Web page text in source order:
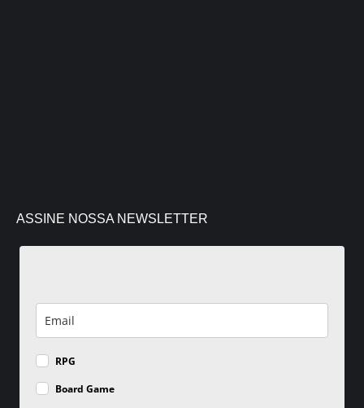
ASSINE NOSSA NEWSLETTER
RPG
Board Game